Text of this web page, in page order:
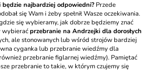
najbardziej odpowiedni? Przede
się Wam i żeby spełnił Wasze oczekiwania.
się wybieramy, jak dobrze będziemy znać
wybieraćprzebranie na Andrzejki dla dorosłych
ale stonowanych lub wśród strojów bardziej
cyganka lub przebranie wiedźmy dla
przebranie figlarnej wiedźmy). Pamiętać
przebranie to takie, w którym czujemy się